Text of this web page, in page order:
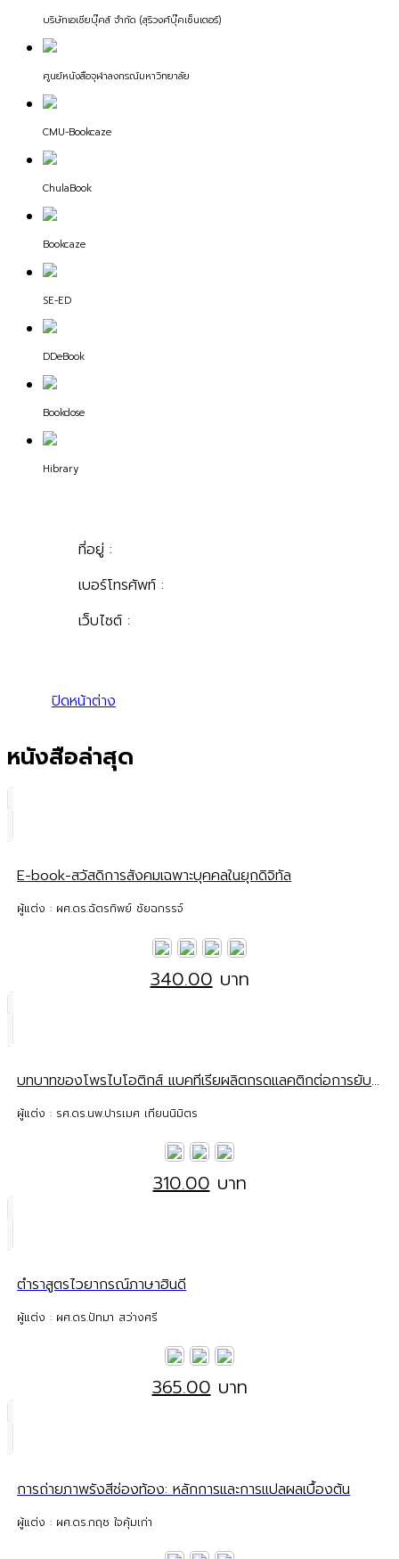
บริษัทเอเชียบุ๊คส์ จำกัด (สุริวงศ์บุ๊คเซ็นเตอร์)
ศูนย์หนังสือจุฬาลงกรณ์มหาวิทยาลัย
CMU-Bookcaze
ChulaBook
Bookcaze
SE-ED
DDeBook
Bookdose
Hibrary
ที่อยู่ :
เบอร์โทรศัพท์ :
เว็บไซต์ :
ปิดหน้าต่าง
หนังสือล่าสุด
E-book-สวัสดิการสังคมเฉพาะบุคคลในยุกดิจิทัล
ผู้แต่ง : ผศ.ดร.ฉัตรทิพย์ ชัยฉกรรจ์
340.00 บาท
บทบาทของโพรไบโอติกส์ แบคทีเรียผลิตกรดแลคติกต่อการยับยั้งเชื้อก่อโรคในระบบทางเดินอาหารและทางเดินปัสสาวะ
ผู้แต่ง : รศ.ดร.นพ.ปารเมศ เทียนนิมิตร
310.00บาท
ตำราสูตรไวยากรณ์ภาษาฮินดี
ผู้แต่ง : ผศ.ดร.ปัทมา สว่างศรี
365.00บาท
การถ่ายภาพรังสีช่องท้อง: หลักการและการแปลผลเบื้องต้น
ผู้แต่ง : ผศ.ดร.กฤช ใจคุ้มเก่า